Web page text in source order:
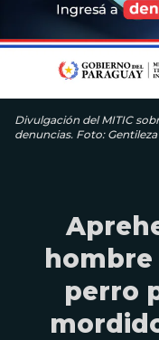
Divulgación del MITIC
denuncias. Foto: Gentileza
hombre
perro